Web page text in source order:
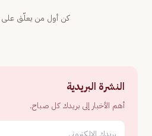
كن أول من يعلّق على
النشرة البريدية
أهم الأخبار إلى بريدك كل صباح.